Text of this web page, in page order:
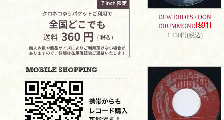
DEW DROPS / DON
DRUMMOND
1,430円(税込)